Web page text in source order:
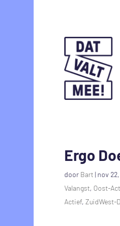
Ergo
door Bart | nov
Valangst, Oost-
Actief, ZuidWest-